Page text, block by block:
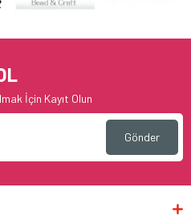
İçin Kayıt Olun
Gönder